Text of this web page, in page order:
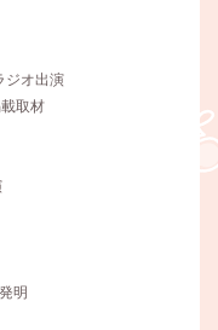
ジオ出演
取材
明